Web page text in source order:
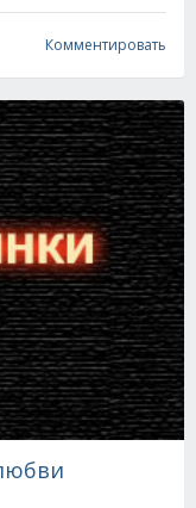
Комментировать